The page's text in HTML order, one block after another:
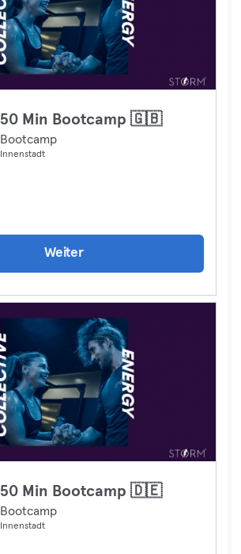
50 Min Bootcamp 🇬🇧
Bootcamp
Innenstadt
Weiter
50 Min Bootcamp 🇩🇪
Bootcamp
Innenstadt